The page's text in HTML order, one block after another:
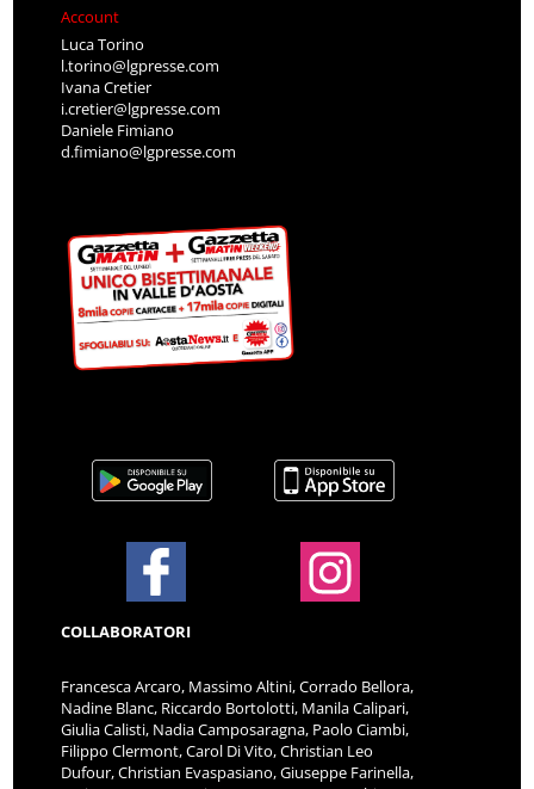
Account
Luca Torino
l.torino@lgpresse.com
Ivana Cretier
i.cretier@lgpresse.com
Daniele Fimiano
d.fimiano@lgpresse.com
COLLABORATORI
Francesca Arcaro, Massimo Altini, Corrado Bellora,
Nadine Blanc, Riccardo Bortolotti, Manila Calipari,
Giulia Calisti, Nadia Camposaragna, Paolo Ciambi,
Filippo Clermont, Carol Di Vito, Christian Leo
Dufour, Christian Evaspasiano, Giuseppe Farinella,